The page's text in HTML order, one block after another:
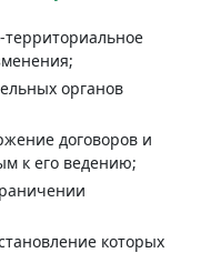
территориальное
органов
договоров и
к его ведению;
которых